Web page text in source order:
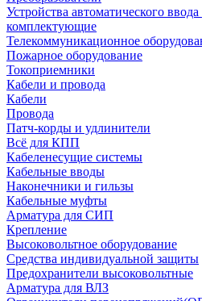
Устройства автоматического
комплектующие
Телекоммуникационное
Пожарное оборудование
Токоприемники
Кабели и провода
Кабели
Провода
Патч-корды и удлинители
Всё для КПП
Кабеленесущие системы
Кабельные вводы
Наконечники и гильзы
Кабельные муфты
Арматура для СИП
Крепление
Высоковольтное оборудование
Средства индивидуальной защиты
Предохранители высоковольтные
Арматура для ВЛЗ